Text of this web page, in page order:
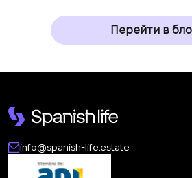
Перейти в
info@spanish-life.estate